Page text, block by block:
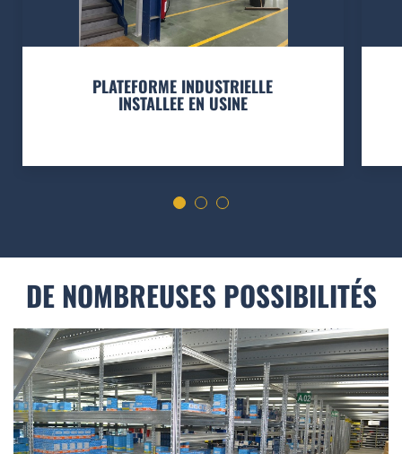
PLATEFORME INDUSTRIELLE
INSTALLEE EN USINE
DE NOMBREUSES POSSIBILITÉS